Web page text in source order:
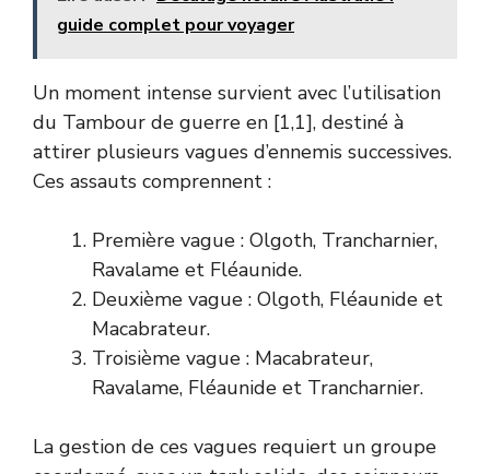
guide complet pour voyager
Un moment intense survient avec l’utilisation
du Tambour de guerre en [1,1], destiné à
attirer plusieurs vagues d’ennemis successives.
Ces assauts comprennent :
Première vague : Olgoth, Trancharnier,
Ravalame et Fléaunide.
Deuxième vague : Olgoth, Fléaunide et
Macabrateur.
Troisième vague : Macabrateur,
Ravalame, Fléaunide et Trancharnier.
La gestion de ces vagues requiert un groupe